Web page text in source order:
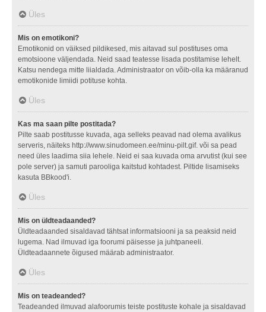
Üles
Mis on emotikoni?
Emotikonid on väiksed pildikesed, mis aitavad sul postituses oma
emotsioone väljendada. Neid saad teatesse lisada postitamise lehelt.
Katsu nendega mitte liialdada. Administraator on võib-olla ka määranud
emotikonide limiidi potituse kohta.
Üles
Kas ma saan pilte postitada?
Pilte saab postitusse kuvada, aga selleks peavad nad olema avalikus
serveris, näiteks http://www.sinudomeen.ee/minu-pilt.gif. või sa pead
need üles laadima siia lehele. Neid ei saa kuvada oma arvutist (kui see
pole server) ja samuti parooliga kaitstud kohtadest. Piltide lisamiseks
kasuta BBkood'i.
Üles
Mis on üldteadaanded?
Üldteadaanded sisaldavad tähtsat informatsiooni ja sa peaksid neid
lugema. Nad ilmuvad iga foorumi päisesse ja juhtpaneeli.
Üldteadaannete õigused määrab administraator.
Üles
Mis on teadeanded?
Teadeanded ilmuvad alafoorumis teiste postituste kohale ja sisaldavad